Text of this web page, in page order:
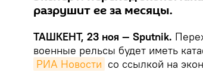
разрушит ее за месяцы.
ТАШКЕНТ, 23 ноя — Sputnik.
военные рельсы будет иметь
РИА Новости со ссылкой на